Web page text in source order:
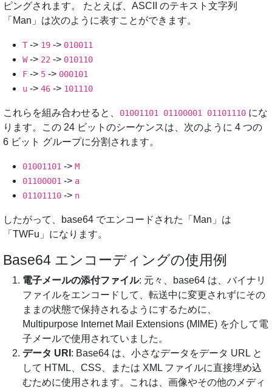
ピングされます。 たとえば、ASCII のテキスト文字列
「Man」は次のように表すことができます。
T -> 19 -> 010011
W-> 22 -> 010110
F -> 5 -> 000101
u -> 46 -> 101110
これらを組み合わせると、 01001101 01100001 01101110 にな
ります。この 24 ビットのシーケンスは、次のように 4 つの
6 ビット グループに分割されます。
01001101 -> M
01100001 -> a
01101110 -> n
したがって、base64 でエンコードされた「Man」は
「TWFu」になります。
Base64 エンコーディングの使用例
電子メールの添付ファイル: 元々、base64 は、バイナリ
ファイルをエンコードして、転送中に変更されずにその
ままの状態で保持されるようにするために、
Multipurpose Internet Mail Extensions (MIME) を介して電
子メールで使用されていました。
データ URI : Base64 は、小さなデータをデータ URL と
して HTML、CSS、または XML ファイルに直接埋め込
むために使用されます。これは、画像やその他のメディ